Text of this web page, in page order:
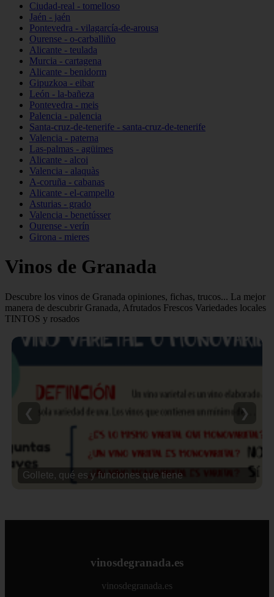
Ciudad-real - tomelloso
Jaén - jaén
Pontevedra - vilagarcía-de-arousa
Ourense - o-carballiño
Alicante - teulada
Murcia - cartagena
Alicante - benidorm
Gipuzkoa - eibar
León - la-bañeza
Pontevedra - meis
Palencia - palencia
Santa-cruz-de-tenerife - santa-cruz-de-tenerife
Valencia - paterna
Las-palmas - agüimes
Alicante - alcoi
Valencia - alaquàs
A-coruña - cabanas
Alicante - el-campello
Asturias - grado
Valencia - benetússer
Ourense - verín
Girona - mieres
Vinos de Granada
Descubre los vinos de Granada opiniones, fichas, trucos... La mejor
manera de descubrir Granada, Afrutados Frescos Variedades locales
TINTOS y rosados
Gollete, qué es y funciones que tiene
❮ ❯
vinosdegranada.es
vinosdegranada.es